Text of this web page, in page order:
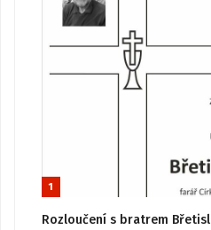
1
Rozloučení s bratrem